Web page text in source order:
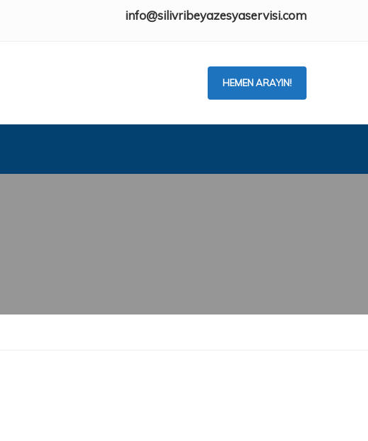
info@silivribeyazesyaservisi.com
HEMEN ARAYIN!